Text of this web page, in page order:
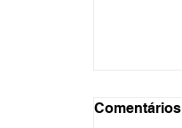
Comentários